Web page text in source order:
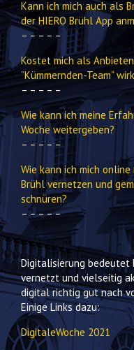
Kann ich mich auch als
der HIERO Brühl App
– – – – –
Kostet mich als
”Kümmernden-Team“
– – – – –
Wie kann ich meine
Woche weitergeben?
– – – – –
Wie kann ich mich
Brühl vernetzen und
schnüren?
– – – – –
Digitalisierung bedeutet
vernetzt und vielseitig
digital richtig gut nach
Einige Links dazu:
DigitaleWoche 2021